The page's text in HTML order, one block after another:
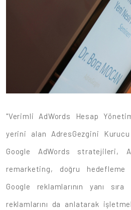
"Verimli AdWords Hesap
yerini alan AdresGezgini
Google AdWords stratejileri,
remarketing, doğru
Google reklamlarının yanı
reklamlarını da anlatarak